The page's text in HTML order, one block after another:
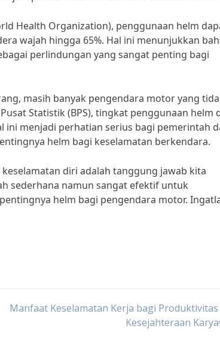
Health Organization), penggunaan helm
wajah hingga 65%. Hal ini menunjukkan
perlindungan yang sangat penting bagi
masih banyak pengendara motor yang
Statistik (BPS), tingkat penggunaan helm
menjadi perhatian serius bagi pemerintah
helm bagi keselamatan berkendara.
diri adalah tanggung jawab kita
sederhana namun sangat efektif untuk
helm bagi pengendara motor.
Manfaat Keselamatan Kerja bagi Produktivitas
Kesejahteraan